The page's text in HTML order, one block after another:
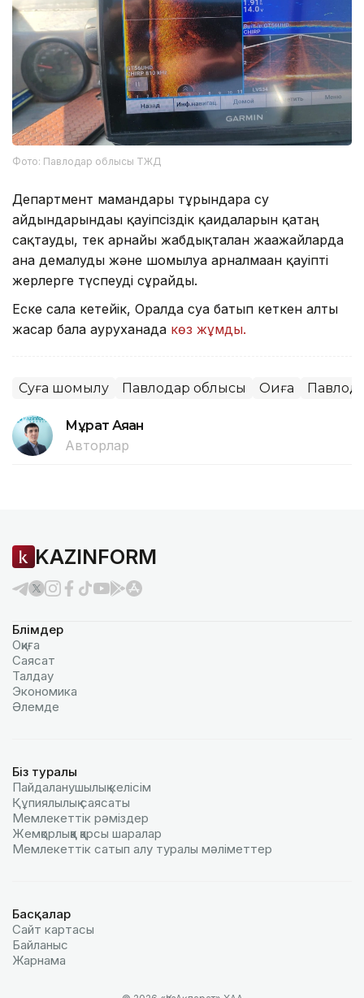
Фото: Павлодар облысы ТЖД
Департмент мамандары тұрғындарға су
айдындарындағы қауіпсіздік қағидаларын қатаң
сақтауды, тек арнайы жабдықталған жағажайларда
ғана демалуды және шомылуға арналмаған қауіпті
жерлерге түспеуді сұрайды.
Еске сала кетейік, Оралда суға батып кеткен алты
жасар бала ауруханада көз жұмды.
Суға шомылу Павлодар облысы Оқиға
Мұрат Аяған
Авторлар
KAZINFORM
Бөлімдер
Оқиға
Саясат
Талдау
Экономика
Әлемде
Біз туралы
Пайдаланушылық келiciм
Құпиялылық саясаты
Мемлекеттік рәміздер
Жемқорлыққа қарсы шаралар
Мемлекеттік сатып алу туралы мәлiметтер
Басқалар
Сайт картасы
Байланыс
Жарнама